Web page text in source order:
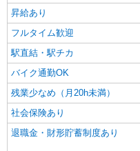
あきる
キープ
派遣社員
株式会社kotrio /●TC-H-1992977
秋川駅＊
金も即ゲ
時給
通費全支給
昇給あり
フルタイム歓迎
駅直結・駅チカ
バイク通勤OK
残業少なめ（月20h未満）
社会保険あり
退職金・財形貯蓄制度あり